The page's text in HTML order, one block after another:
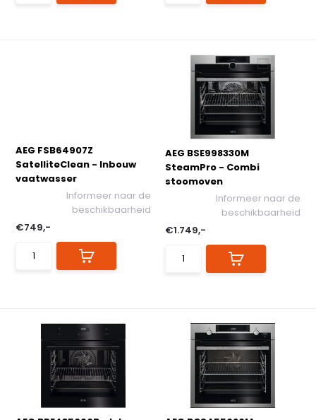
AEG FSB64907Z
SatelliteClean - Inbouw
vaatwasser
Informeer naar de
beschikbaarheid
€749,-
AEG BSE998330M
SteamPro - Combi
stoomoven
Informeer naar de
beschikbaarheid
€1.749,-